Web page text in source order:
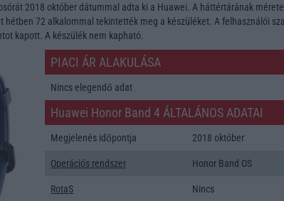
2018 október dátummal adta ki a Huawei. A háttértárának mérete
hétben 72 alkalommal tekintették meg a készüléket. A felhasználói
kapott. A készülék nem kapható.
PIACI ÁR ALAKULÁSA
Nincs elegendő adat
Huawei Honor Band 4 ÁLTALÁNOS ADATAI
Megjelenés időpontja 2018 október
Operációs rendszer Honor Band OS
RotaS Nincs